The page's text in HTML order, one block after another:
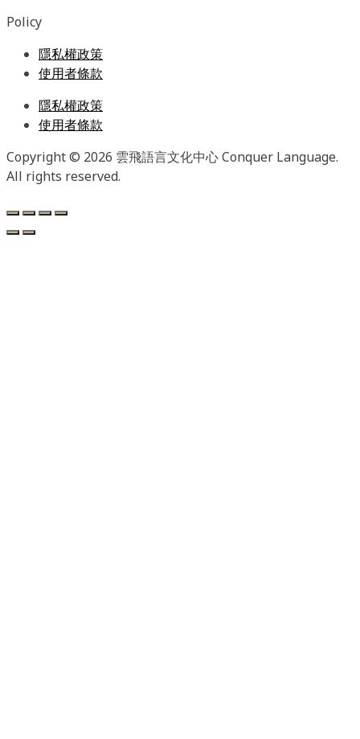
Policy
隱私權政策
使用者條款
隱私權政策
使用者條款
Copyright © 2026 雲飛語言文化中心 Conquer Language.
All rights reserved.